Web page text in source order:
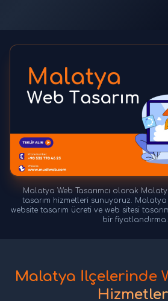
Malatya Web Tasarımcı olarak
tasarım hizmetleri sunuyoruz. Malatya
website tasarım ücreti ve web sitesi
bir fiyatlandırma.
Malatya İlçelerinde